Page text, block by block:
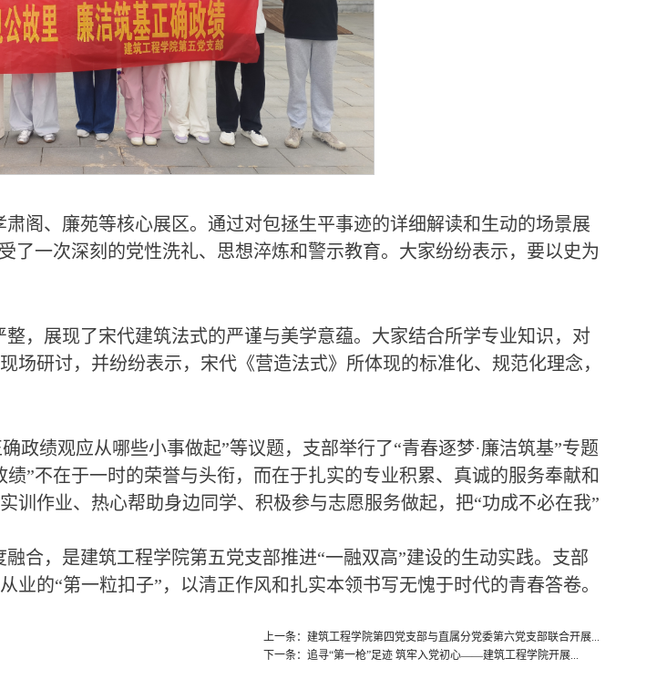
阁、廉苑等核心展区。通过对包拯生平事迹的详细解读和生动的场景展
了一次深刻的党性洗礼、思想淬炼和警示教育。大家纷纷表示，要以史为
，展现了宋代建筑法式的严谨与美学意蕴。大家结合所学专业知识，对
研讨，并纷纷表示，宋代《营造法式》所体现的标准化、规范化理念，
政绩观应从哪些小事做起”等议题，支部举行了“青春逐梦·廉洁筑基”专题
”不在于一时的荣誉与头衔，而在于扎实的专业积累、真诚的服务奉献和
训作业、热心帮助身边同学、积极参与志愿服务做起，把“功成不必在我”
合，是建筑工程学院第五党支部推进“一融双高”建设的生动实践。支部
的“第一粒扣子”，以清正作风和扎实本领书写无愧于时代的青春答卷。
上一条：建筑工程学院第四党支部与直属分党委第六党支部联合开展...
下一条：追寻“第一枪”足迹 筑牢入党初心——建筑工程学院开展...